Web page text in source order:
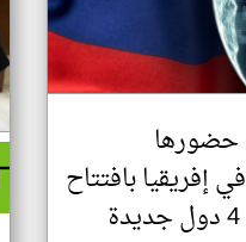
حضورها
إفريقيا بافتتاح